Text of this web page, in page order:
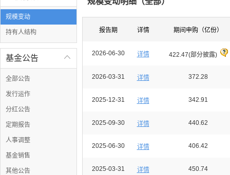
规模变动
持有人结构

基金公告
全部公告
发行运作
分红公告
定期报告
人事调整
基金销售
其他公告
报告期 详情 期间申购（亿份）
2026-06-30 详情 422.47(部分披露)
2026-03-31 详情 372.28
2025-12-31 详情 342.91
2025-09-30 详情 440.62
2025-06-30 详情 406.42
2025-03-31 详情 450.74